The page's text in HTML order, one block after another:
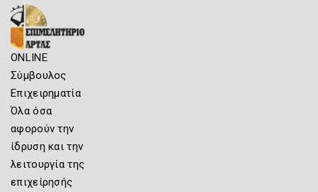
ONLINE
Σύμβουλος
Επιχειρηματία
Όλα όσα
αφορούν την
ίδρυση και την
λειτουργία της
επιχείρησής